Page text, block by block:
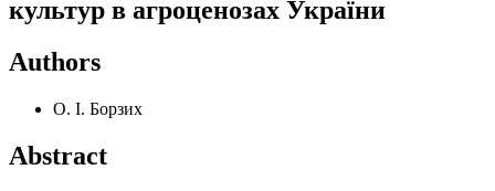
культур в агроценозах України
Authors
О. І. Борзих
Abstract